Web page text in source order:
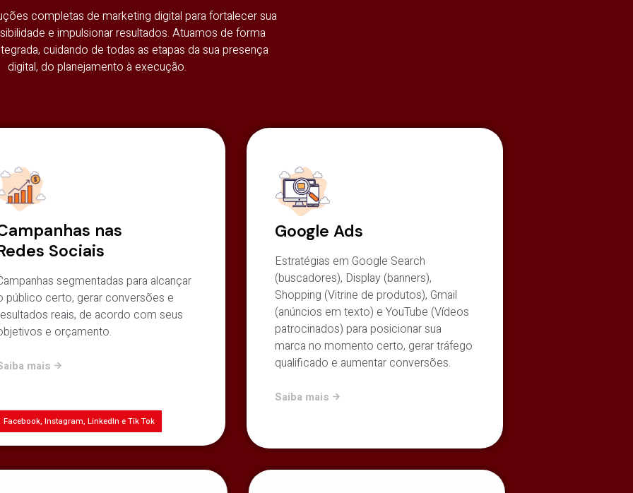
completas de marketing digital para fortalecer sua
e impulsionar resultados. Atuamos de forma
cuidando de todas as etapas da sua presença
digital, do planejamento à execução.
nas
Sociais
segmentadas para alcançar
público certo, gerar conversões e
reais, de acordo com seus
e orçamento.
mais
Facebook, Instagram, LinkedIn e Tik Tok
Google Ads
Estratégias em Google Search
(buscadores), Display (banners),
Shopping (Vitrine de produtos), Gmail
(anúncios em texto) e YouTube (Vídeos
patrocinados) para posicionar sua
marca no momento certo, gerar tráfego
qualificado e aumentar conversões.
Saiba mais